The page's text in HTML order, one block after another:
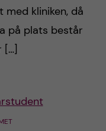
kliniken, då
på plats består
[…]